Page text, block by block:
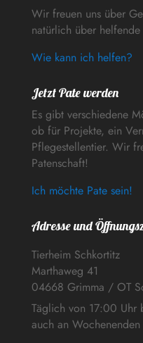
Wir freuen uns über
natürlich über helfende
Wie kann ich helfen?
Jetzt Pate werden
Es gibt verschiedene
ob für Projekte, ein
Pflegestellentier. Wir
Patenschaft!
Ich möchte Pate sein!
Adresse und
Tierheim Schkortitz
Marthaweg 41
04668 Grimma / OT
Täglich von 17:00 Uhr
auch an